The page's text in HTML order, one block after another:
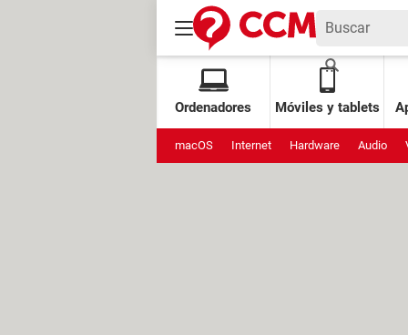
Ordenadores Móviles y tablets
macOS Internet Hardware Audio